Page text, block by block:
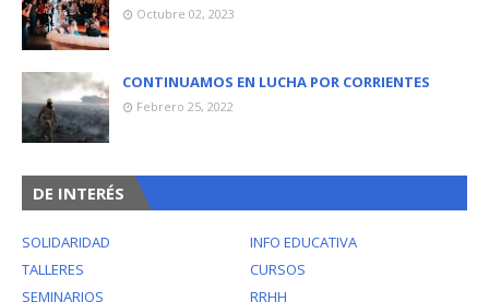
Octubre 02, 2023
CONTINUAMOS EN LUCHA POR CORRIENTES
Febrero 25, 2022
DE INTERÉS
SOLIDARIDAD
INFO EDUCATIVA
TALLERES
CURSOS
SEMINARIOS
RRHH